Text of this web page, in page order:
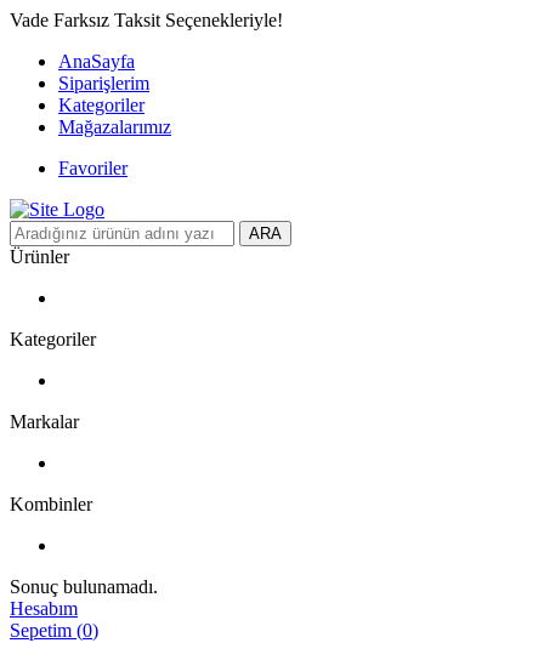
Vade Farksız Taksit Seçenekleriyle!
AnaSayfa
Siparişlerim
Kategoriler
Mağazalarımız
Favoriler
ARA
Ürünler
Kategoriler
Markalar
Kombinler
Sonuç bulunamadı.
Hesabım
Sepetim (0)